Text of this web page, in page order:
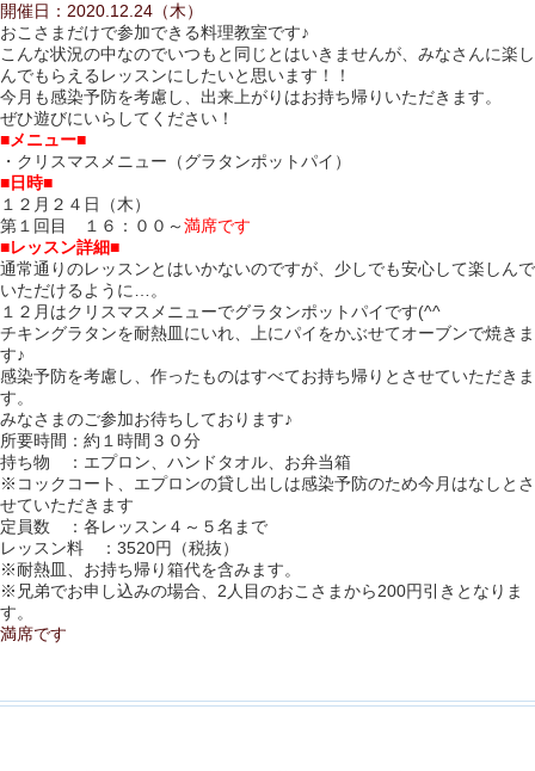
開催日：2020.12.24（木）
おこさまだけで参加できる料理教室です♪
こんな状況の中なのでいつもと同じとはいきませんが、みなさんに楽し
んでもらえるレッスンにしたいと思います！！
今月も感染予防を考慮し、出来上がりはお持ち帰りいただきます。
ぜひ遊びにいらしてください！
■メニュー■
・クリスマスメニュー（グラタンポットパイ）
■日時■
１２月２４日（木）
第１回目 １ ６：００～満席です
■レッスン詳細■
通常通りのレッスンとはいかないのですが、少しでも安心して楽しんで
いただけるように…。
１２月はクリスマスメニューでグラタンポットパイです(^^
チキングラタンを耐熱皿にいれ、上にパイをかぶせてオーブンで焼きま
す♪
感染予防を考慮し、作ったものはすべてお持ち帰りとさせていただきま
す。
みなさまのご参加お待ちしております♪
所要時間：約１時間３０分
持ち物 ：エプロン、ハンドタオル、お弁当箱
※コックコート、エプロンの貸し出しは感染予防のため今月はなしとさ
せていただきます
定員数 ：各レッスン４～５名まで
レッスン料 ：3520円（税抜）
※耐熱皿、お持ち帰り箱代を含みます。
※兄弟でお申し込みの場合、2人目のおこさまから200円引きとなりま
す。
満席です